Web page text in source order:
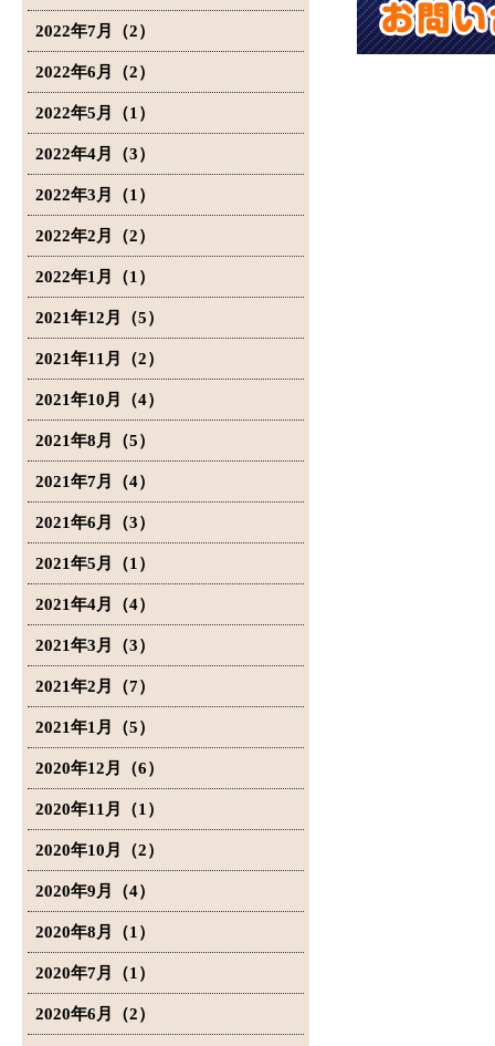
2022年7月（2）
2022年6月（2）
2022年5月（1）
2022年4月（3）
2022年3月（1）
2022年2月（2）
2022年1月（1）
2021年12月（5）
2021年11月（2）
2021年10月（4）
2021年8月（5）
2021年7月（4）
2021年6月（3）
2021年5月（1）
2021年4月（4）
2021年3月（3）
2021年2月（7）
2021年1月（5）
2020年12月（6）
2020年11月（1）
2020年10月（2）
2020年9月（4）
2020年8月（1）
2020年7月（1）
2020年6月（2）